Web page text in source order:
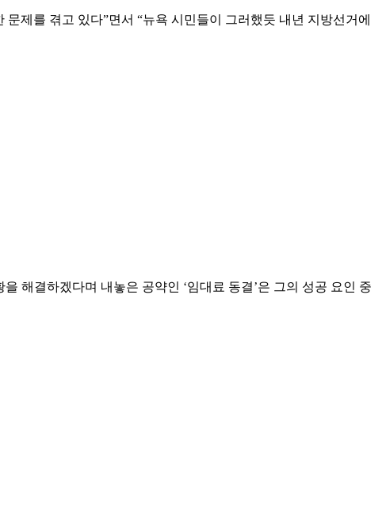
제를 겪고 있다”면서 “뉴욕 시민들이 그러했듯 내년 지방선거에
해결하겠다며 내놓은 공약인 ‘임대료 동결’은 그의 성공 요인 중